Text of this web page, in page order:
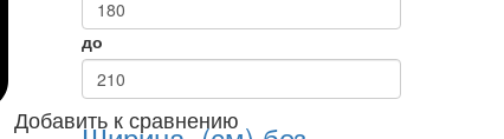
Добавить к сравнению
до